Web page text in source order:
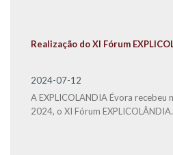
Realização do XI Fórum
2024-07-12
A EXPLICOLANDIA Évora recebeu
2024, o XI Fórum EXPLICOLÂNDIA.